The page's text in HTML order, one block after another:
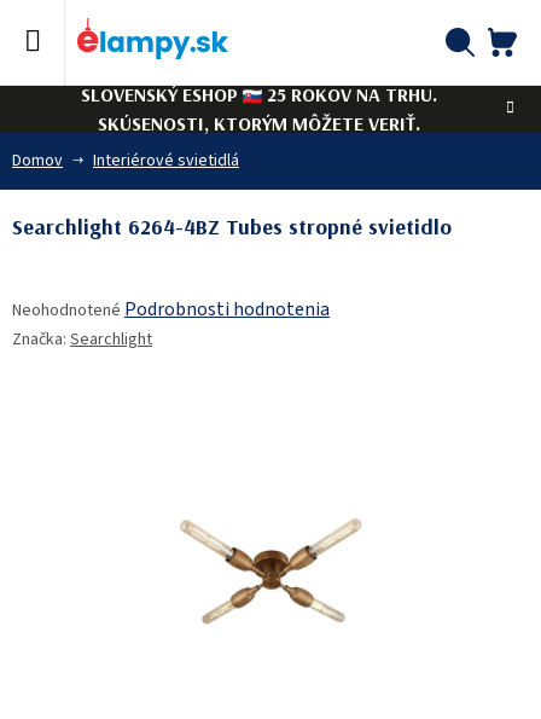
SLOVENSKÝ ESHOP
25 ROKOV NA TRHU.
SKÚSENOSTI, KTORÝM MÔŽETE VERIŤ.
Domov Interiérové svietidlá
Searchlight 6264-4BZ Tubes stropné svietidlo
hodnotenie
produktu
Neohodnotené Podrobnosti hodnotenia
Značka: Searchlight